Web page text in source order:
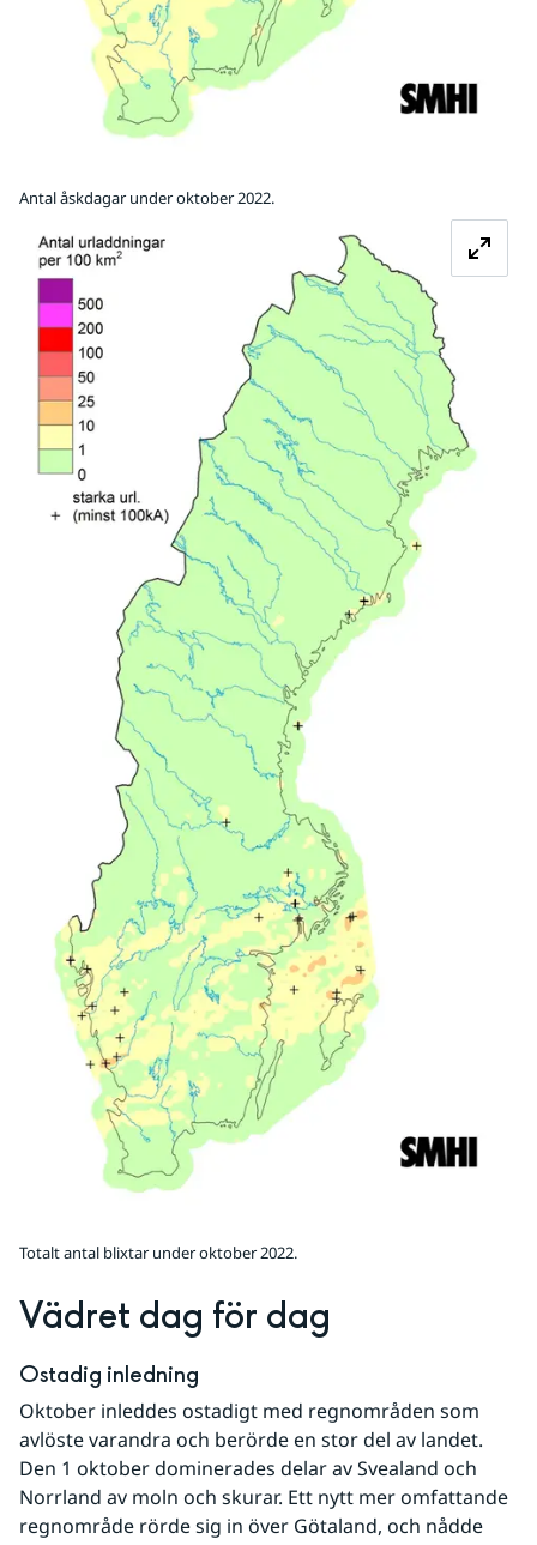
Antal åskdagar under oktober 2022.
Totalt antal blixtar under oktober 2022.
Vädret dag för dag
Ostadig inledning
Oktober inleddes ostadigt med regnområden som
avlöste varandra och berörde en stor del av landet.
Den 1 oktober dominerades delar av Svealand och
Norrland av moln och skurar. Ett nytt mer omfattande
regnområde rörde sig in över Götaland, och nådde